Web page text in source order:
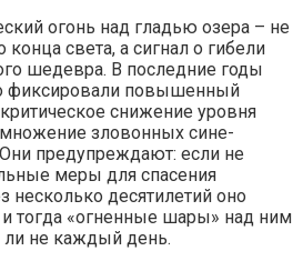
огонь над гладью озера – не
света, а сигнал о гибели
шедевра. В последние годы
фиксировали повышенный
снижение уровня
зловонных сине-
предупреждают: если не
меры для спасения
несколько десятилетий оно
и тогда «огненные шары» над ним
ли не каждый день.